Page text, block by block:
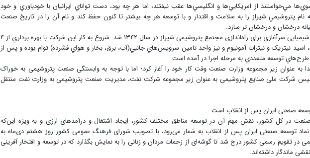
مي‌خواستند از امريکايي‌ها و انگليسي‌ها عقب نيفتند، اما هر چه بود، دست تواناي ايرانيان با خودباوري و خود
نام پتروشيمي شيراز را به سلامت و اقتدار و با توسعه هر چه بيشتر تا کنون حفظ کند و نام آن را در تاريخ صنعت
درخشان و درخشان تر سازد.
در آن سال‌ها، تولید کود شیمیایی سرآغازی برای راه‌اندازی مجتمع پتروشیمی شیراز در سال ۱۳۴۲ شد. شروع به کار این شركت با بهره برداري از ۴
اسيد نيتريک و نيترات آمونيوم و نيز واحد تامين سرويس‌هاي جانبي(آب، برق، بخار و هواي فشرده) توام بوده و پس از
طرح‌هاي توسعه متعددي به مرحله اجرا در آمده است.
به عنوان زیر مجموعه وزارت صنعت وقت کار خود را آغاز کرد؛ اما با توجه به وابستگی صنعت پتروشیمی به خوراک
شرکت ملی صنایع پتروشیمی به عنوان زیر مجموعه شرکت نفت، مدیریت صنعت پتروشیمی به وزارت نفت منتقل
صنعتی ایران پس از انقلاب است
در کل کشور، نقش مهم آن در توسعه مناطق مختلف کشور، ایجاد اشتغال و درآمدهای ارزی و به ویژه این‌که
توسعه صنعتی ایران پس از انقلاب به شمار می‌رود‌‌، با تصویب شورای فرهنگ عمومی کشور روز هشتم دی‌ماه به
در تقویم رسمی کشور درج شد تا گوشه‌ای از زحمات مردان و زنانی را به نمایش بگذارد که در توسعه و افتخار آفرینی
ماندگار داشته‌اند.